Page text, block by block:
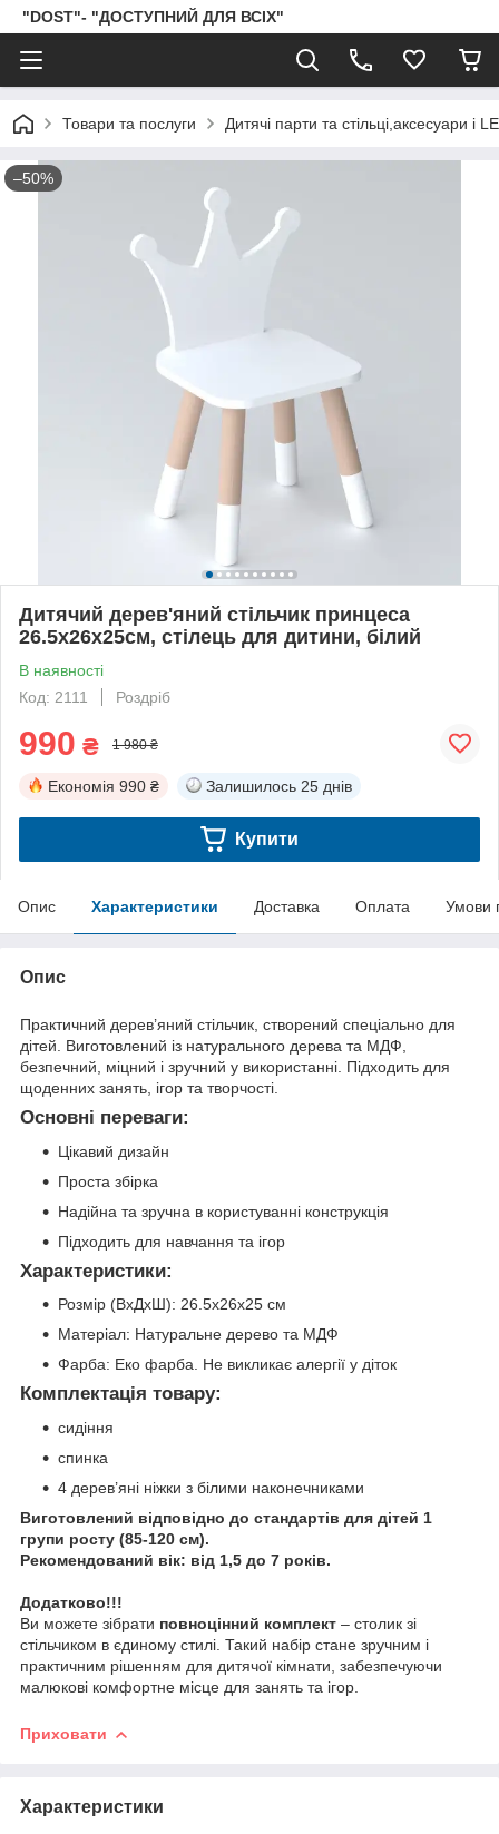
"DOST"- "ДОСТУПНИЙ ДЛЯ ВСІХ"
Товари та послуги Дитячі парти та стільці,аксесуари і
–50%
Дитячий дерев'яний стільчик принцеса
26.5х26х25см, стілець для дитини, білий
В наявності
Код: 2111
Роздріб
990 ₴ 1 980 ₴
Економія 990 ₴ Залишилось 25 днів
Купити
Опис Характеристики Доставка Оплата Умови
Опис
Практичний дерев’яний стільчик, створений спеціально для
дітей. Виготовлений із натурального дерева та МДФ,
безпечний, міцний і зручний у використанні. Підходить для
щоденних занять, ігор та творчості.
Основні переваги:
Цікавий дизайн
Проста збірка
Надійна та зручна в користуванні конструкція
Підходить для навчання та ігор
Характеристики:
Розмір (ВхДхШ): 26.5х26х25 см
Матеріал: Натуральне дерево та МДФ
Фарба: Еко фарба. Не викликає алергії у діток
Комплектація товару:
сидіння
спинка
4 дерев’яні ніжки з білими наконечниками
Виготовлений відповідно до стандартів для дітей 1
групи росту (85-120 см).
Рекомендований вік: від 1,5 до 7 років.
Додатково!!!
Ви можете зібрати повноцінний комплект – столик зі
стільчиком в єдиному стилі. Такий набір стане зручним і
практичним рішенням для дитячої кімнати, забезпечуючи
малюкові комфортне місце для занять та ігор.
Приховати
Характеристики